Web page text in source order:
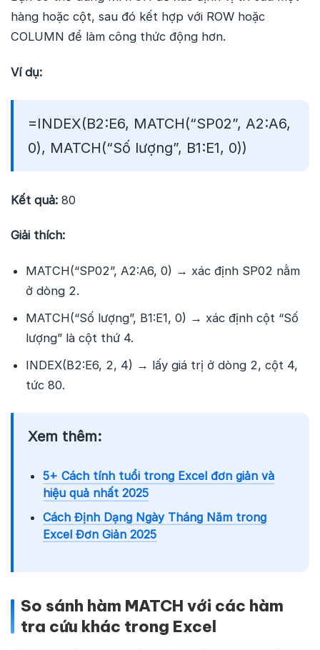
hàng hoặc cột, sau đó kết hợp với ROW hoặc
COLUMN để làm công thức động hơn.
Ví dụ:
=INDEX(B2:E6, MATCH(“SP02”, A2:A6,
0), MATCH(“Số lượng”, B1:E1, 0))
Kết quả: 80
Giải thích:
MATCH(“SP02”, A2:A6, 0) → xác định SP02 nằm
ở dòng 2.
MATCH(“Số lượng”, B1:E1, 0) → xác định cột “Số
lượng” là cột thứ 4.
INDEX(B2:E6, 2, 4) → lấy giá trị ở dòng 2, cột 4,
tức 80.
Xem thêm:
5+ Cách tính tuổi trong Excel đơn giản và
hiệu quả nhất 2025
Cách Định Dạng Ngày Tháng Năm trong
Excel Đơn Giản 2025
So sánh hàm MATCH với các hàm
tra cứu khác trong Excel